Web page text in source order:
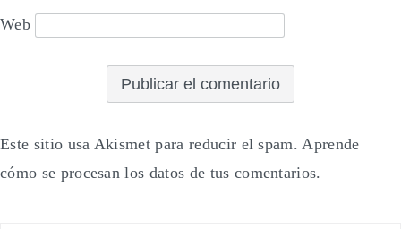
Web
Este sitio usa Akismet para reducir el spam. Aprende
cómo se procesan los datos de tus comentarios.